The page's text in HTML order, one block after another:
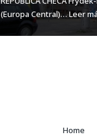
(Europa Central)…Leer
Home